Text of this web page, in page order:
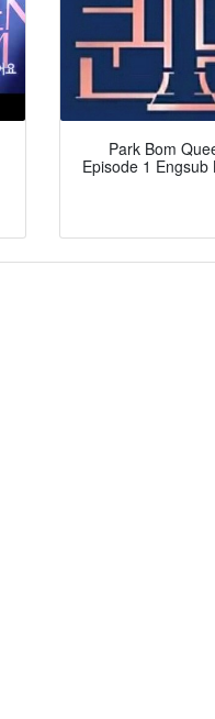
Park Bom
Episode 1 Engsub